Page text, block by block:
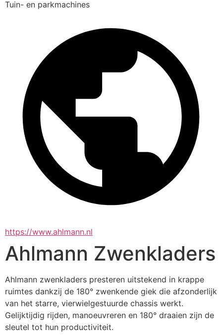
Tuin- en parkmachines
https://www.ahlmann.nl
Ahlmann Zwenkladers
Ahlmann zwenkladers presteren uitstekend in krappe
ruimtes dankzij de 180° zwenkende giek die afzonderlijk
van het starre, vierwielgestuurde chassis werkt.
Gelijktijdig rijden, manoeuvreren en 180° draaien zijn de
sleutel tot hun productiviteit.